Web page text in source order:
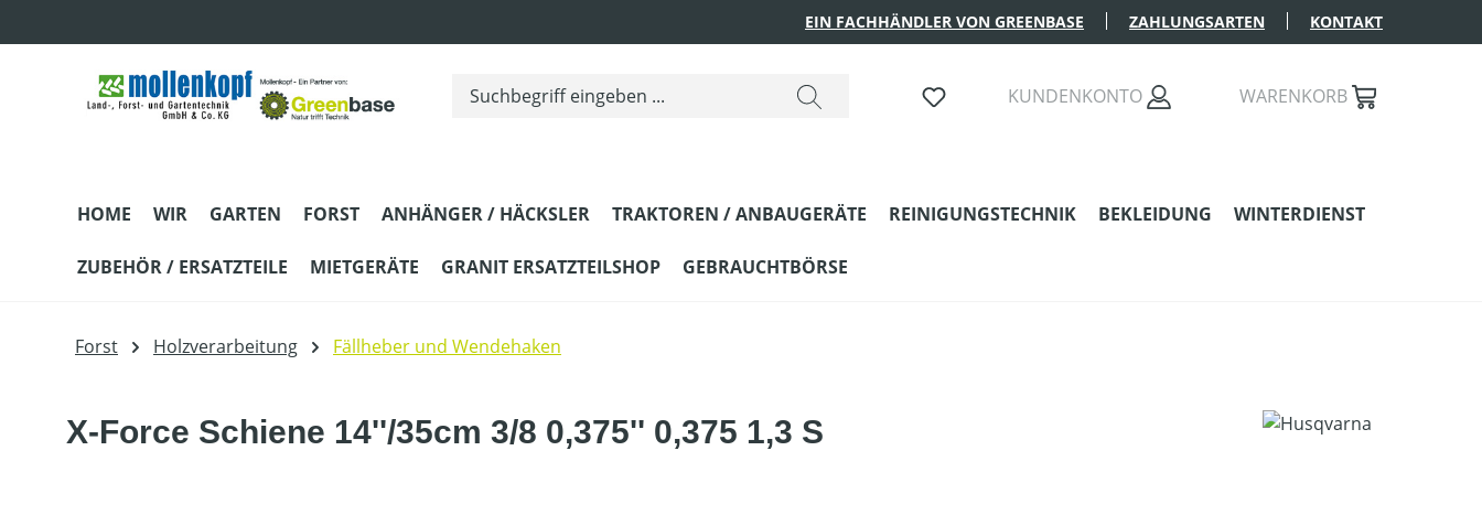
EIN FACHHÄNDLER VON GREENBASE ZAHLUNGSARTEN KONTAKT
KUNDENKONTO WARENKORB
HOME WIR GARTEN FORST ANHÄNGER / HÄCKSLER TRAKTOREN / ANBAUGERÄTE REINIGUNGSTECHNIK BEKLEIDUNG WINTERDIENST
ZUBEHÖR / ERSATZTEILE MIETGERÄTE GRANIT ERSATZTEILSHOP GEBRAUCHTBÖRSE
Forst Holzverarbeitung Fällheber und Wendehaken
X-Force Schiene 14''/35cm 3/8 0,375'' 0,375 1,3 S